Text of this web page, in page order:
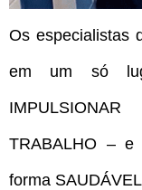
Os especialistas
em um só
TRABALHO – e
forma